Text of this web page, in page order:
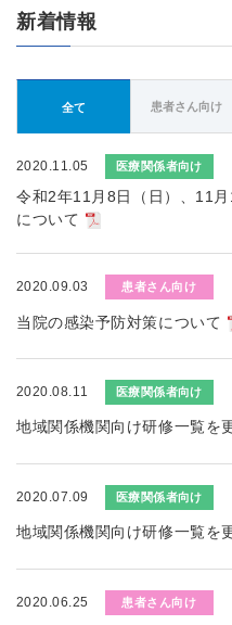
新着情報
全て 患者さん向け
2020.11.05 医療関係者向け
令和2年11月8日（日）、11
について
2020.09.03 患者さん向け
当院の感染予防対策について
2020.08.11 医療関係者向け
地域関係機関向け研修一覧を
2020.07.09 医療関係者向け
地域関係機関向け研修一覧を
2020.06.25 患者さん向け